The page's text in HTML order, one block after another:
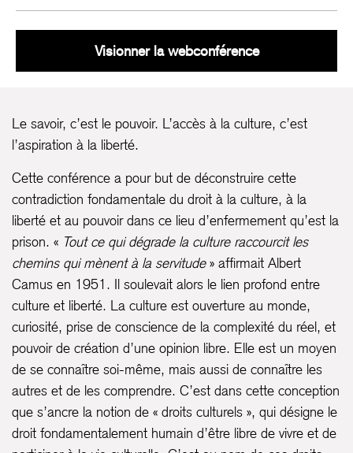
Visionner la webconférenceÉmancipation
Le savoir, c’est le pouvoir. L’accès à la culture, c’est
l’aspiration à la liberté.
Cette conférence a pour but de déconstruire cette
contradiction fondamentale du droit à la culture, à la
liberté et au pouvoir dans ce lieu d’enfermement qu’est la
prison. « Tout ce qui dégrade la culture raccourcit les
chemins qui mènent à la servitude» affirmait Albert
Camus en 1951. Il soulevait alors le lien profond entre
culture et liberté. La culture est ouverture au monde,
curiosité, prise de conscience de la complexité du réel, et
pouvoir de création d’une opinion libre. Elle est un moyen
de se connaître soi-même, mais aussi de connaître les
autres et de les comprendre. C’est dans cette conception
que s’ancre la notion de « droits culturels », qui désigne le
droit fondamentalement humain d’être libre de vivre et de